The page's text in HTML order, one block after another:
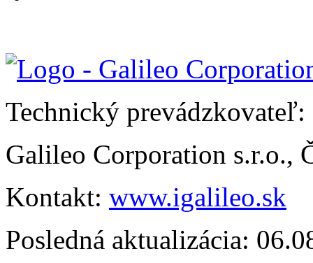
Technický prevádzkovateľ:
Galileo Corporation s.r.o.,
Kontakt: www.igalileo.sk
Posledná aktualizácia: